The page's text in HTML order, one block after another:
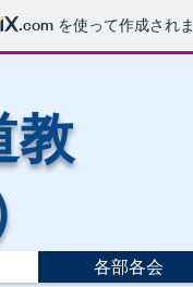
.com を使って作成され
教
各部各会